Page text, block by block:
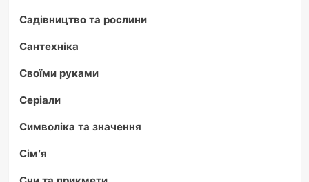
Садівництво та рослини
Сантехніка
Своїми руками
Серіали
Символіка та значення
Сім'я